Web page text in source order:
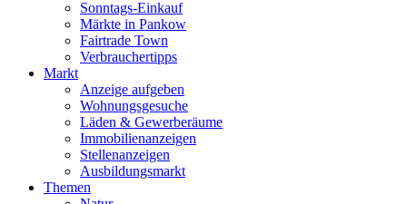
Sonntags-Einkauf
Märkte in Pankow
Fairtrade Town
Verbrauchertipps
Markt
Anzeige aufgeben
Wohnungsgesuche
Läden & Gewerberäume
Immobilienanzeigen
Stellenanzeigen
Ausbildungsmarkt
Themen